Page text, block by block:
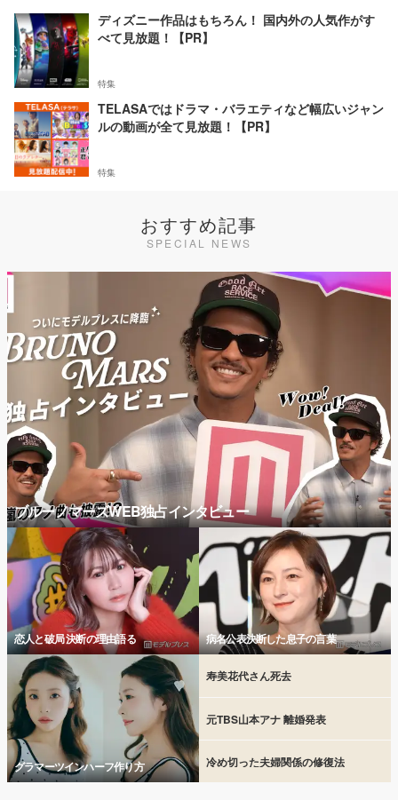
ディズニー作品はもちろん！ 国内外の人気作がす
べて見放題！【PR】
特集
TELASAではドラマ・バラエティなど幅広いジャン
ルの動画が全て見放題！【PR】
特集
おすすめ記事
SPECIAL NEWS
ブルーノマーズWEB独占インタビュー
恋人と破局 決断の理由語る 病名公表決断した息子の言葉
グラマーツインハーフ作り方
寿美花代さん死去
元TBS山本アナ 離婚発表
冷め切った夫婦関係の修復法